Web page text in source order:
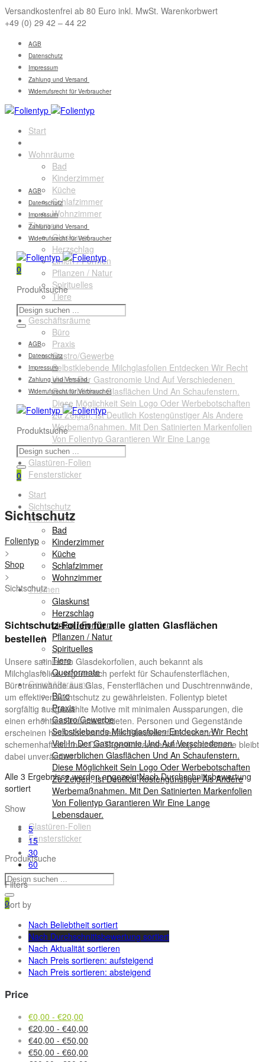
Versandkostenfrei ab 80 Euro inkl. MwSt. Warenkorbwert
+49 (0) 29 42 – 44 22
AGB
Datenschutz
Impressum
Zahlung und Versand
Widerrufsrecht für Verbraucher
Start
Wohnräume
Bad
Kinderzimmer
Küche
Schlafzimmer
Wohnzimmer
Themen
Glaskunst
Herzschlag
Linien / Formen
Pflanzen / Natur
Spirituelles
Tiere
Querformate
Geschäftsräume
Büro
Praxis
Gastro/Gewerbe
Selbstklebende Milchglasfolien Entdecken Wir Recht
Viel In Der Gastronomie Und Auf Verschiedenen
Gewerblichen Glasflächen Und An Schaufenstern.
Diese Möglichkeit Sein Logo Oder Werbebotschaften
Zu Zeigen, Ist Deutlich Kostengünstiger Als Andere
Werbemaßnahmen. Mit Den Satinierten Markenfolien
Von Folientyp Garantieren Wir Eine Lange
Lebensdauer.
Glastüren-Folien
Fenstersticker
Start
Sichtschutz
Wohnräume
Bad
Kinderzimmer
Küche
Schlafzimmer
Wohnzimmer
Themen
Glaskunst
Herzschlag
Linien / Formen
Pflanzen / Natur
Spirituelles
Tiere
Querformate
Geschäftsräume
Büro
Praxis
Gastro/Gewerbe
Selbstklebende Milchglasfolien Entdecken Wir Recht
Viel In Der Gastronomie Und Auf Verschiedenen
Gewerblichen Glasflächen Und An Schaufenstern.
Diese Möglichkeit Sein Logo Oder Werbebotschaften
Zu Zeigen, Ist Deutlich Kostengünstiger Als Andere
Werbemaßnahmen. Mit Den Satinierten Markenfolien
Von Folientyp Garantieren Wir Eine Lange
Lebensdauer.
Glastüren-Folien
Fenstersticker
Produktsuche
0
AGB
Datenschutz
Impressum
Zahlung und Versand
Widerrufsrecht für Verbraucher
0
Produktsuche
AGB
Datenschutz
Impressum
Zahlung und Versand
Widerrufsrecht für Verbraucher
Produktsuche
0
Sichtschutz
Folientyp
>
Shop
>
Sichtschutz
Sichtschutz-Folien für alle glatten Glasflächen
bestellen
Unsere satinierten Glasdekorfolien, auch bekannt als
Milchglasfolien, eignen sich perfekt für Schaufensterflächen,
Bürotrennwände aus Glas, Fensterflächen und Duschtrennwände,
um effektiven Sichtschutz zu gewährleisten. Folientyp bietet
sorgfältig ausgewählte Motive mit minimalen Aussparungen, die
einen erhöhten Sichtschutz bieten. Personen und Gegenstände
erscheinen hinter der satinierten Glasdekorfolie nur noch
schemenhaft sichtbar. Die Tageslichtausleuchtung der Räume bleibt
dabei unverändert.
Alle 3 Ergebnisse werden angezeigtNach Durchschnittsbewertung
sortiert
Show
5
15
30
60
Filters
Sort by
Nach Beliebtheit sortiert
Nach Durchschnittsbewertung sortiert
Nach Aktualität sortieren
Nach Preis sortieren: aufsteigend
Nach Preis sortieren: absteigend
Price
€0,00 - €20,00
€20,00 - €40,00
€40,00 - €50,00
€50,00 - €60,00